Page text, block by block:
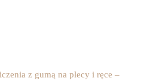
z gumą na plecy i ręce –